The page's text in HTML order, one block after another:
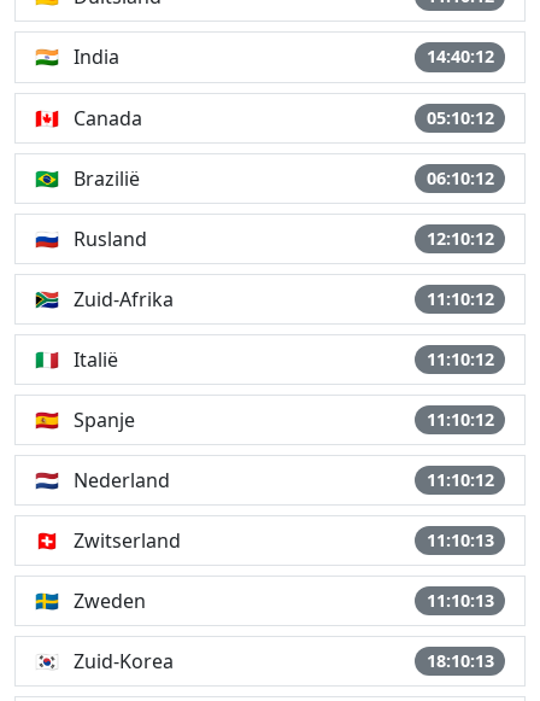
🇮🇳 India 14:40:12
🇨🇦 Canada 05:10:12
🇧🇷 Brazilië 06:10:12
🇷🇺 Rusland 12:10:12
🇿🇦 Zuid-Afrika 11:10:12
🇮🇹 Italië 11:10:12
🇪🇸 Spanje 11:10:12
🇳🇱 Nederland 11:10:12
🇨🇭 Zwitserland 11:10:13
🇸🇪 Zweden 11:10:13
🇰🇷 Zuid-Korea 18:10:13